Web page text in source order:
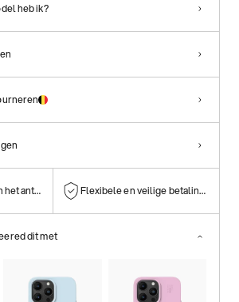
heb ik?
het antwoord! Flexibele en veilige betalingen
dit met